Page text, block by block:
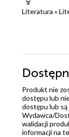
Literatura »
Produkt nie
dostępu lub
dostępu lub
Wydawca/
walidacji
informacji na